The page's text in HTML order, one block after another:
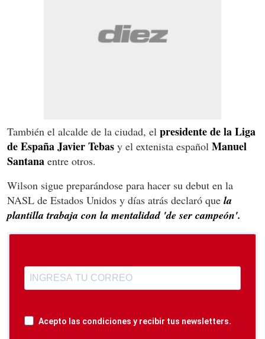
También el alcalde de la ciudad, el presidente de la Liga
de España Javier Tebas y el extenista español Manuel
Santana entre otros.
Wilson sigue preparándose para hacer su debut en la
NASL de Estados Unidos y días atrás declaró que la
plantilla trabaja con la mentalidad 'de ser campeón'.
Acepto las condiciones y recibir tus newsletters.